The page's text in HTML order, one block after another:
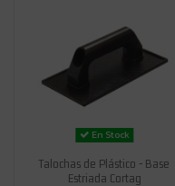
En Stock
Talochas de Plástico - Base
Estriada Cortag